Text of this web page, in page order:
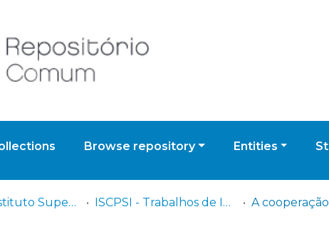
Browse repository Entities
ISCPSI - Instituto Superior de Ciências Policiais e Segurança Interna ISCPSI - Trabalhos de Investigação Final - Curso de Direção e Estratégia Policial (CDEP)